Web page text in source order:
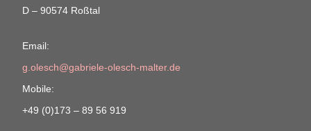
D – 90574 Roßtal
Email:
g.olesch@gabriele-olesch-malter.de
Mobile:
+49 (0)173 – 89 56 919